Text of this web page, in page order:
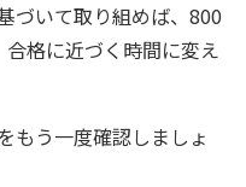
づいて取り組めば、800
格に近づく時間に変え
もう一度確認しましょ